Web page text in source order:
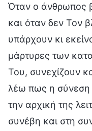
Όταν ο άνθρωπος
και όταν δεν Τον
υπάρχουν κι
μάρτυρες των
Του, συνεχίζουν
λέω πως η σύνεση
την αρχική της
συνέβη και στη